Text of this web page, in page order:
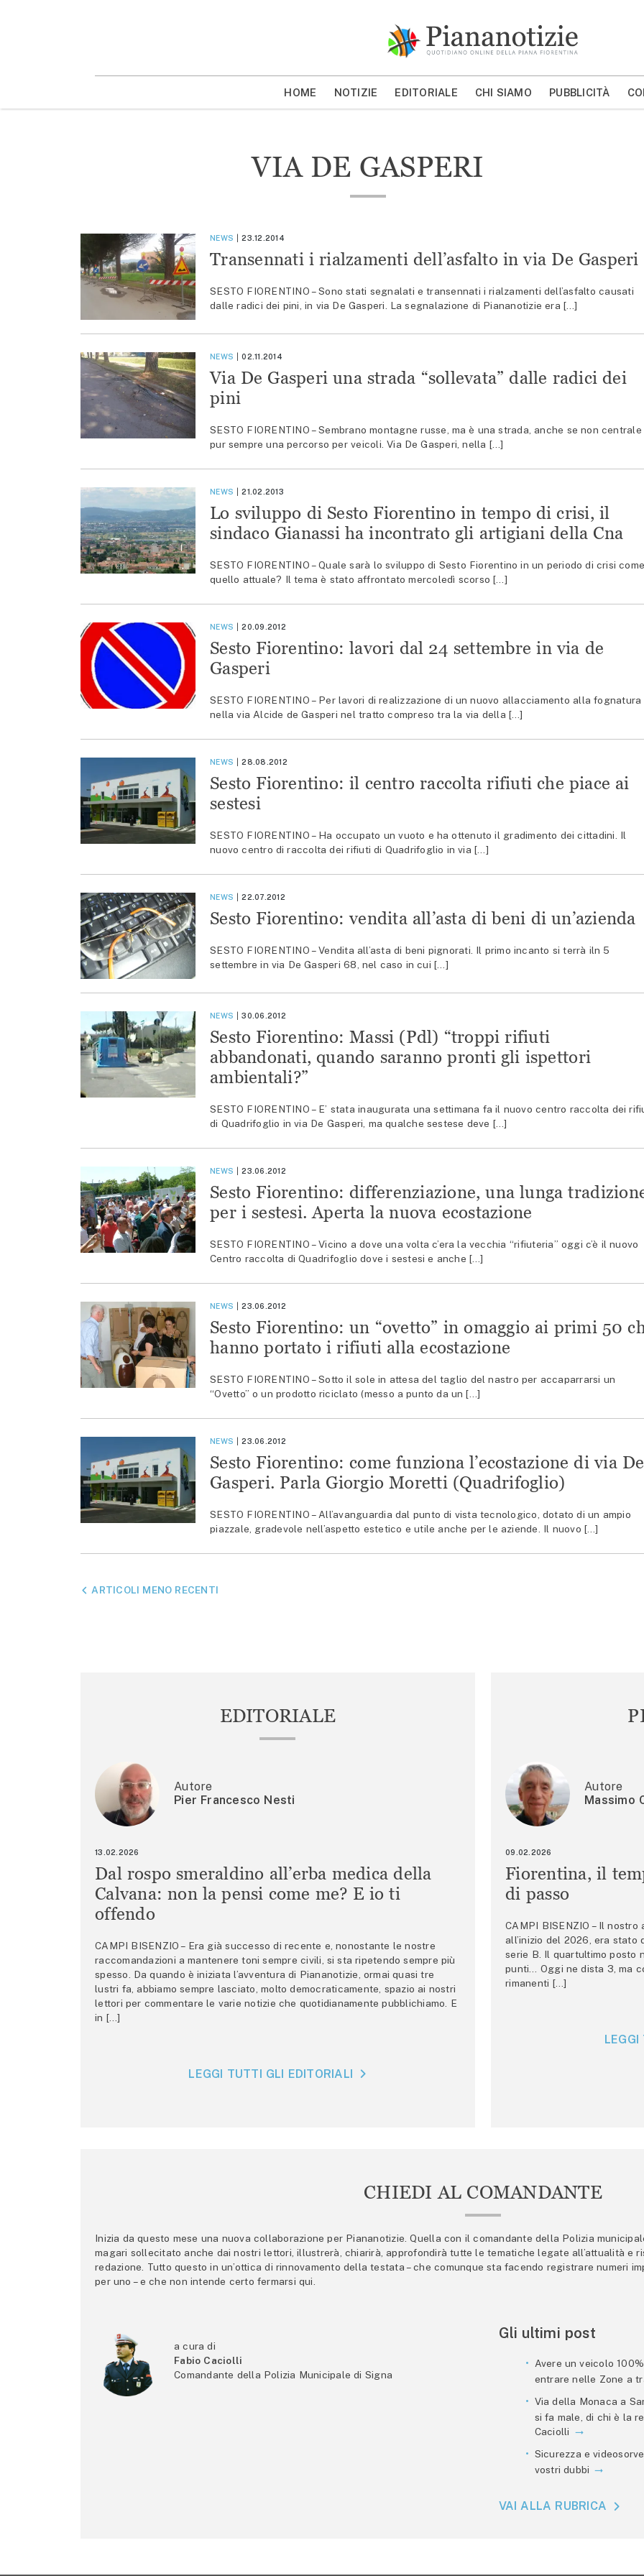
MOSTRA/NASCONDI CERCA
HOME NOTIZIE EDITORIALE CHI SIAMO PUBBLICITÀ
VIA DE GASPERI
NEWS 23.12.2014
Transennati i rialzamenti dell’asfalto in via De Gasperi
SESTO FIORENTINO – Sono stati segnalati e transennati i rialzamenti dell’asfalto causati
dalle radici dei pini, in via De Gasperi. La segnalazione di Piananotizie era […]
NEWS 02.11.2014
Via De Gasperi una strada “sollevata” dalle radici dei
pini
SESTO FIORENTINO – Sembrano montagne russe, ma è una strada, anche se non centrale
pur sempre una percorso per veicoli. Via De Gasperi, nella […]
NEWS 21.02.2013
Lo sviluppo di Sesto Fiorentino in tempo di crisi, il
sindaco Gianassi ha incontrato gli artigiani della Cna
SESTO FIORENTINO – Quale sarà lo sviluppo di Sesto Fiorentino in un periodo di crisi
quello attuale? Il tema è stato affrontato mercoledì scorso […]
NEWS 20.09.2012
Sesto Fiorentino: lavori dal 24 settembre in via de
Gasperi
SESTO FIORENTINO – Per lavori di realizzazione di un nuovo allacciamento alla fognatura
nella via Alcide de Gasperi nel tratto compreso tra la via della […]
NEWS 28.08.2012
Sesto Fiorentino: il centro raccolta rifiuti che piace ai
sestesi
SESTO FIORENTINO – Ha occupato un vuoto e ha ottenuto il gradimento dei cittadini. Il
nuovo centro di raccolta dei rifiuti di Quadrifoglio in via […]
NEWS 22.07.2012
Sesto Fiorentino: vendita all’asta di beni di un’azienda
SESTO FIORENTINO – Vendita all’asta di beni pignorati. Il primo incanto si terrà iln 5
settembre in via De Gasperi 68, nel caso in cui […]
NEWS 30.06.2012
Sesto Fiorentino: Massi (Pdl) “troppi rifiuti
abbandonati, quando saranno pronti gli ispettori
ambientali?”
SESTO FIORENTINO – E’ stata inaugurata una settimana fa il nuovo centro raccolta dei
di Quadrifoglio in via De Gasperi, ma qualche sestese deve […]
NEWS 23.06.2012
Sesto Fiorentino: differenziazione, una lunga
per i sestesi. Aperta la nuova ecostazione
SESTO FIORENTINO – Vicino a dove una volta c’era la vecchia “rifiuteria” oggi c’è il nuovo
Centro raccolta di Quadrifoglio dove i sestesi e anche […]
NEWS 23.06.2012
Sesto Fiorentino: un “ovetto” in omaggio ai primi 50
hanno portato i rifiuti alla ecostazione
SESTO FIORENTINO – Sotto il sole in attesa del taglio del nastro per accaparrarsi un
“Ovetto” o un prodotto riciclato (messo a punto da un […]
NEWS 23.06.2012
Sesto Fiorentino: come funziona l’ecostazione di via De
Gasperi. Parla Giorgio Moretti (Quadrifoglio)
SESTO FIORENTINO – All’avanguardia dal punto di vista tecnologico, dotato di un ampio
piazzale, gradevole nell’aspetto estetico e utile anche per le aziende. Il nuovo […]
NAVIGAZIONE
ARTICOLI MENO RECENTI
EDITORIALE
Autore
Pier Francesco Nesti
13.02.2026
Dal rospo smeraldino all’erba medica della
Calvana: non la pensi come me? E io ti
offendo
CAMPI BISENZIO – Era già successo di recente e, nonostante le nostre
raccomandazioni a mantenere toni sempre civili, si sta ripetendo sempre più
spesso. Da quando è iniziata l’avventura di Piananotizie, ormai quasi tre
lustri fa, abbiamo sempre lasciato, molto democraticamente, spazio ai nostri
lettori per commentare le varie notizie che quotidianamente pubblichiamo. E
in […]
LEGGI TUTTI GLI EDITORIALI
Autore
Massimo
09.02.2026
Fiorentina, il
di passo
CAMPI BISENZIO – Il
all’inizio del 2026, era stato
serie B. Il quartultimo posto
punti… Oggi ne dista 3, ma
rimanenti […]
CHIEDI AL COMANDANTE
Inizia da questo mese una nuova collaborazione per Piananotizie. Quella con il comandante della Polizia
magari sollecitato anche dai nostri lettori, illustrerà, chiarirà, approfondirà tutte le tematiche legate all’attualità e
redazione. Tutto questo in un’ottica di rinnovamento della testata – che comunque sta facendo registrare numeri
per uno – e che non intende certo fermarsi qui.
a cura di
Fabio Caciolli
Comandante della Polizia Municipale di Signa
Gli ultimi post
Avere un veicolo
entrare nelle Zone a
Via della Monaca a
si fa male, di chi è la
Caciolli
Sicurezza e
vostri dubbi
VAI ALLA RUBRICA